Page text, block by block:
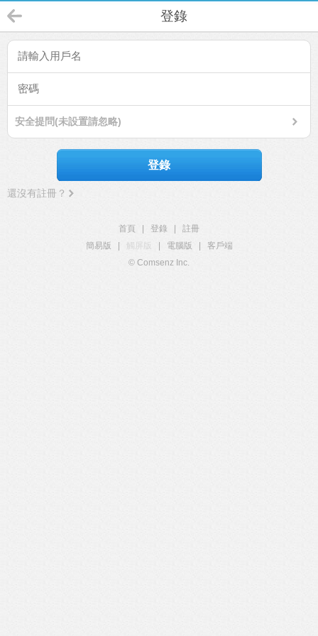
登錄
安全提問(未設置請忽略)
登錄
還沒有註冊？
首頁 登錄
註冊
簡易版
觸屏版 電腦版
客戶端
© Comsenz Inc.